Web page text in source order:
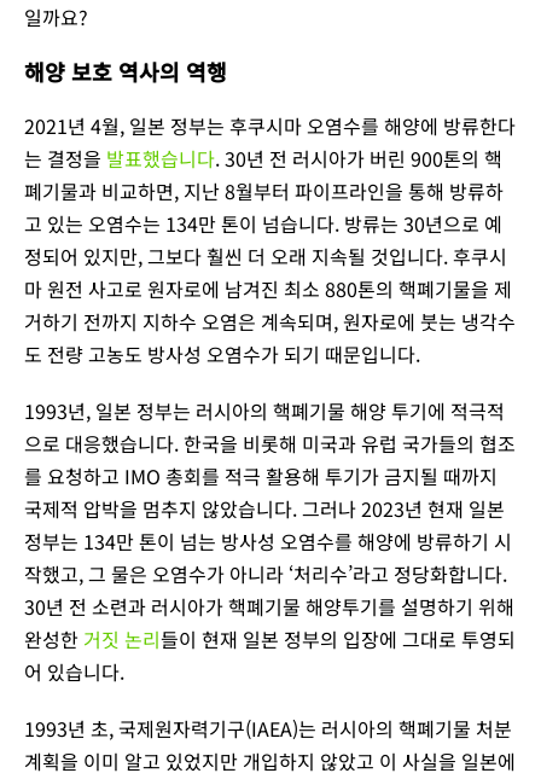
일까요?
해양 보호 역사의 역행
2021년 4월, 일본 정부는 후쿠시마 오염수를 해양에 방류한다
는 결정을 발표했습니다. 30년 전 러시아가 버린 900톤의 핵
폐기물과 비교하면, 지난 8월부터 파이프라인을 통해 방류하
고 있는 오염수는 134만 톤이 넘습니다. 방류는 30년으로 예
정되어 있지만, 그보다 훨씬 더 오래 지속될 것입니다. 후쿠시
마 원전 사고로 원자로에 남겨진 최소 880톤의 핵폐기물을 제
거하기 전까지 지하수 오염은 계속되며, 원자로에 붓는 냉각수
도 전량 고농도 방사성 오염수가 되기 때문입니다.
1993년, 일본 정부는 러시아의 핵폐기물 해양 투기에 적극적
으로 대응했습니다. 한국을 비롯해 미국과 유럽 국가들의 협조
를 요청하고 IMO 총회를 적극 활용해 투기가 금지될 때까지
국제적 압박을 멈추지 않았습니다. 그러나 2023년 현재 일본
정부는 134만 톤이 넘는 방사성 오염수를 해양에 방류하기 시
작했고, 그 물은 오염수가 아니라 ‘처리수’라고 정당화합니다.
30년 전 소련과 러시아가 핵폐기물 해양투기를 설명하기 위해
완성한 거짓 논리들이 현재 일본 정부의 입장에 그대로 투영되
어 있습니다.
1993년 초, 국제원자력기구(IAEA)는 러시아의 핵폐기물 처분
계획을 이미 알고 있었지만 개입하지 않았고 이 사실을 일본에